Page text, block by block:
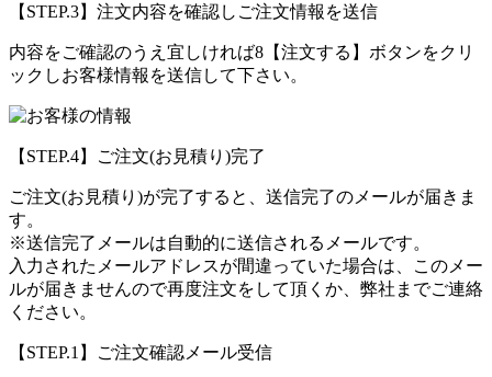
【STEP.3】注文内容を確認しご注文情報を送信
内容をご確認のうえ宜しければ8 【注文する】ボタンをクリ
ックしお客様情報を送信して下さい。
【STEP.4】ご注文(お見積り)完了
ご注文(お見積り)が完了すると、送信完了のメールが届きま
す。
※送信完了メールは自動的に送信されるメールです。
入力されたメールアドレスが間違っていた場合は、このメー
ルが届きませんので再度注文をして頂くか、弊社までご連絡
ください。
【STEP.1】ご注文確認メール受信